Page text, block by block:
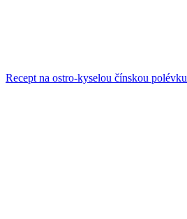
Recept na ostro-kyselou čínskou polévku